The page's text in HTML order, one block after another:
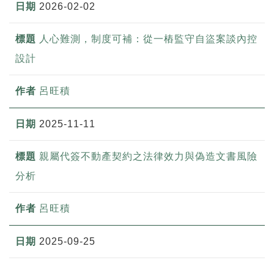
2026-02-02
人心難測，制度可補：從一樁監守自盜案談內控
設計
呂旺積
2025-11-11
親屬代簽不動產契約之法律效力與偽造文書風險
分析
呂旺積
2025-09-25